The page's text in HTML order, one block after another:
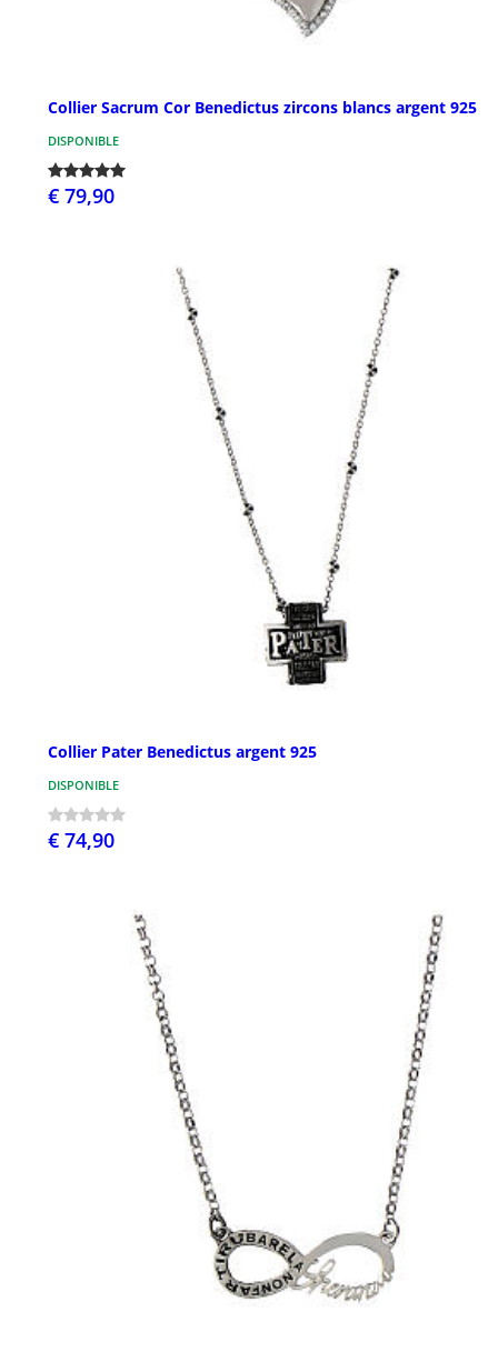
Collier Sacrum Cor Benedictus zircons blancs argent 925
DISPONIBLE
€ 79,90
Collier Pater Benedictus argent 925
DISPONIBLE
€ 74,90